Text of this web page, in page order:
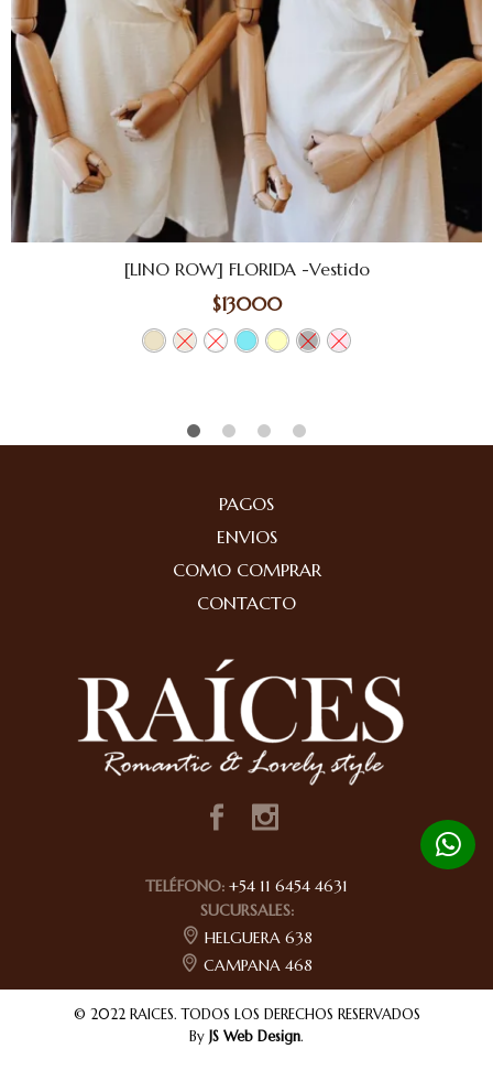
[LINO ROW] FLORIDA -Vestido
$13000
PAGOS
ENVIOS
COMO COMPRAR
CONTACTO
TELÉFONO: +54 11 6454 4631
SUCURSALES:
HELGUERA 638
CAMPANA 468
© 2022 RAICES. TODOS LOS DERECHOS RESERVADOS
By JS Web Design.